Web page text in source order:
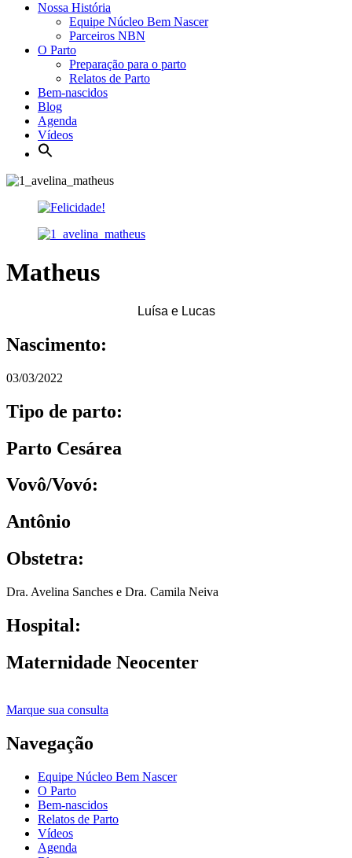
Nossa História
Equipe Núcleo Bem Nascer
Parceiros NBN
O Parto
Preparação para o parto
Relatos de Parto
Bem-nascidos
Blog
Agenda
Vídeos
Matheus
Luísa e Lucas
Nascimento:
03/03/2022
Tipo de parto:
Parto Cesárea
Vovô/Vovó:
Antônio
Obstetra:
Dra. Avelina Sanches e Dra. Camila Neiva
Hospital:
Maternidade Neocenter
Marque sua consulta
Navegação
Equipe Núcleo Bem Nascer
O Parto
Bem-nascidos
Relatos de Parto
Vídeos
Agenda